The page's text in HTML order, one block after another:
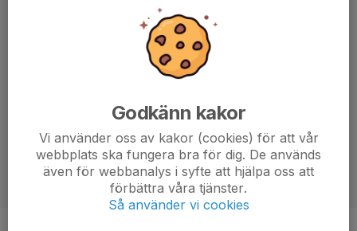
Godkänn kakor
Vi använder oss av kakor (cookies) för att vår
webbplats ska fungera bra för dig. De används
även för webbanalys i syfte att hjälpa oss att
förbättra våra tjänster.
Så använder vi cookies